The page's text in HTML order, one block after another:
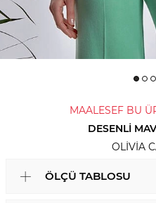
MAALESEF BU
DESENLI
OLIVIA
ÖLÇÜ TABLOSU